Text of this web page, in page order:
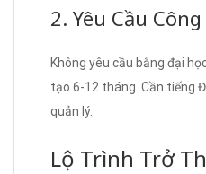
2. Yêu Cầu
Không yêu cầu bằng đại
tạo 6-12 tháng. Cần tiếng
quản lý.
Lộ Trình Trở